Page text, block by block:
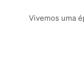
Vivemos uma